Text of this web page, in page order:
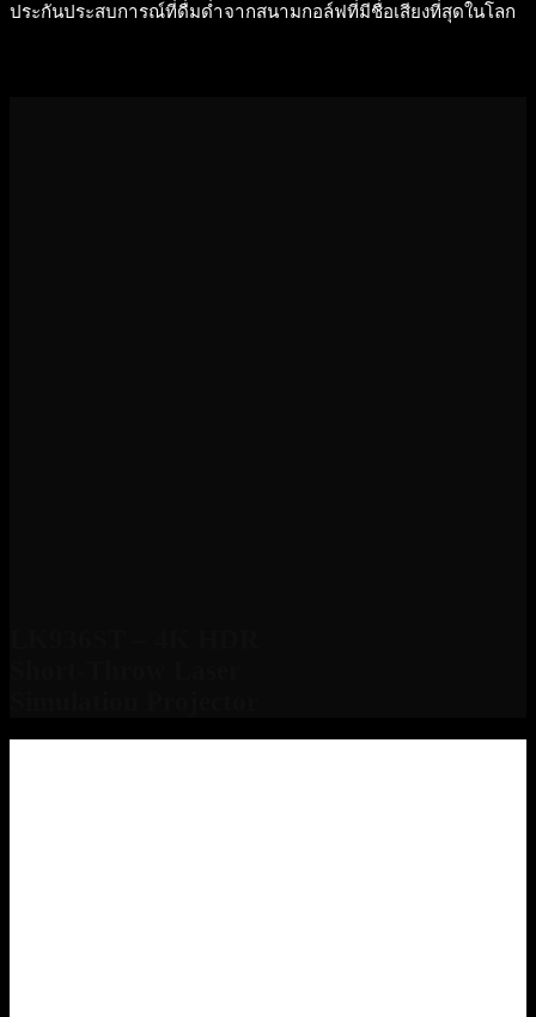
ประกันประสบการณ์ที่ดื่มด่ำจากสนามกอล์ฟที่มีชื่อเสียงที่สุดในโลก